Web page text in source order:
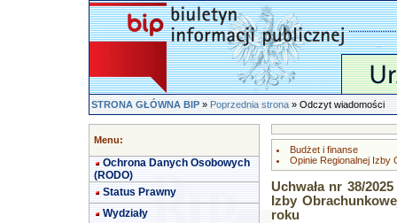
STRONA GŁÓWNA BIP»Poprzednia strona» Odczyt wiadomości
Menu:
Ochrona Danych Osobowych
(RODO)
Status Prawny
Wydziały
Budżet i finanse
Opinie Regionalnej Izby
Uchwała nr 38/
Izby
roku